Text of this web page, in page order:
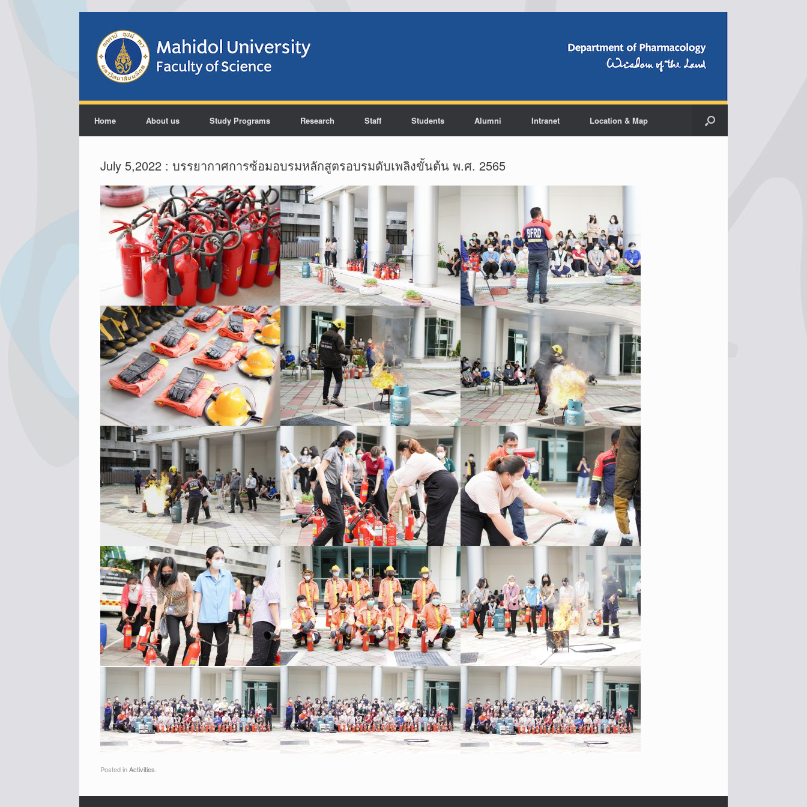
Home About us Study Programs Research Staff Students Alumni Intranet Location & Map
July 5,2022 : บรรยากาศการซ้อมอบรมหลักสูตรอบรมดับเพลิงขั้นต้น พ.ศ. 2565
Posted inActivities